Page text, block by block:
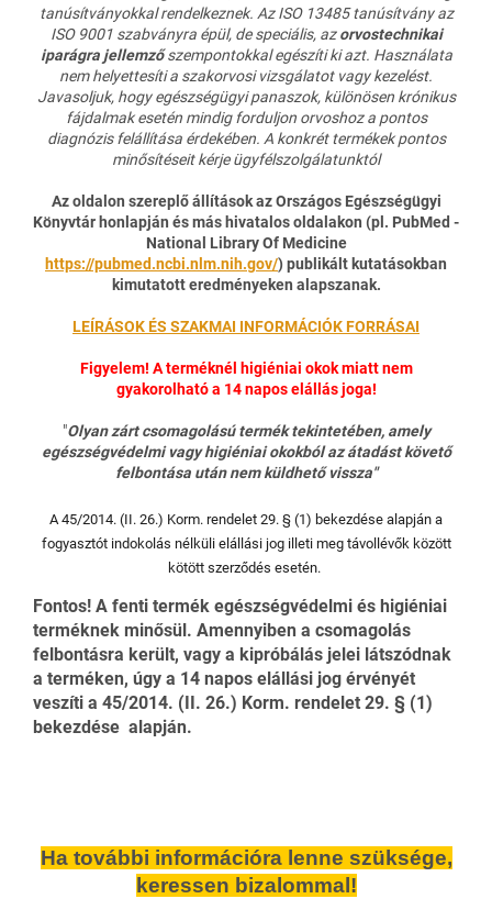
tanúsítványokkal rendelkeznek. Az ISO 13485 tanúsítvány az
ISO 9001 szabványra épül, de speciális, azorvostechnikai
iparágra jellemzőszempontokkal egészíti ki azt. Használata
nem helyettesíti a szakorvosi vizsgálatot vagy kezelést.
Javasoljuk, hogy egészségügyi panaszok, különösen krónikus
fájdalmak esetén mindig forduljon orvoshoz a pontos
diagnózis felállítása érdekében. A konkrét termékek pontos
minősítéseit kérje ügyfélszolgálatunktól
Az oldalon szereplő állítások az Országos Egészségügyi
Könyvtár honlapján és más hivatalos oldalakon (pl. PubMed -
National Library Of Medicine
https://pubmed.ncbi.nlm.nih.gov/) publikált kutatásokban
kimutatott eredményeken alapszanak.
LEÍRÁSOK ÉS SZAKMAI INFORMÁCIÓK FORRÁSAI
Figyelem! A terméknél higiéniai okok miatt nem
gyakorolható a 14 napos elállás joga!
"Olyan zárt csomagolású termék tekintetében, amely
egészségvédelmi vagy higiéniai okokból az átadást követő
felbontása után nem küldhető vissza"
A 45/2014. (II. 26.) Korm. rendelet 29. § (1) bekezdése alapján a
fogyasztót indokolás nélküli elállási jog illeti meg távollévők között
kötött szerződés esetén.
Fontos! A fenti termék egészségvédelmi és higiéniai
terméknek minősül. Amennyiben a csomagolás
felbontásra került, vagy a kipróbálás jelei látszódnak
a terméken, úgy a 14 napos elállási jog érvényét
veszíti a 45/2014. (II. 26.) Korm. rendelet 29. § (1)
bekezdése alapján.
Ha további információra lenne szüksége,
keressen bizalommal!